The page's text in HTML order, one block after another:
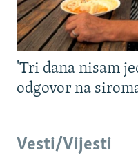
'Tri dana nisam
odgovor na
Vesti/Vijesti